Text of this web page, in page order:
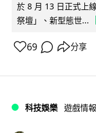
於 8 月 13 日正式上
祭壇」、新型態世...
69 分享
科技娛樂 遊戲情報